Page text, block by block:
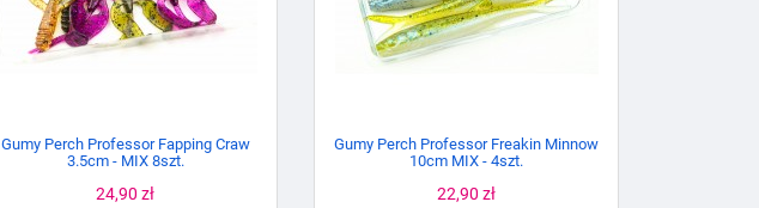
Gumy Perch Professor Fapping Craw
3.5cm - MIX 8szt.
Cena
24,90 zł
Gumy Perch Professor Freakin Minnow
10cm MIX - 4szt.
Cena
22,90 zł